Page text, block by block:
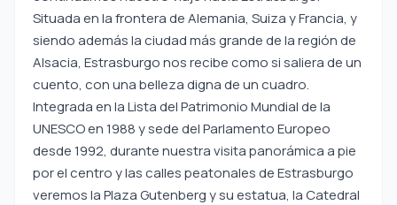
Situada en la frontera de Alemania, Suiza y Francia, y
siendo además la ciudad más grande de la región de
Alsacia, Estrasburgo nos recibe como si saliera de un
cuento, con una belleza digna de un cuadro.
Integrada en la Lista del Patrimonio Mundial de la
UNESCO en 1988 y sede del Parlamento Europeo
desde 1992, durante nuestra visita panorámica a pie
por el centro y las calles peatonales de Estrasburgo
veremos la Plaza Gutenberg y su estatua, la Catedral